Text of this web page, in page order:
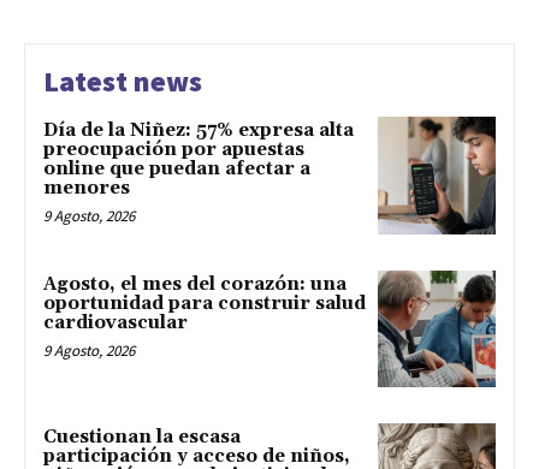
Latest news
Día de la Niñez: 57% expresa alta
preocupación por apuestas
online que puedan afectar a
menores
9 Agosto, 2026
Agosto, el mes del corazón: una
oportunidad para construir salud
cardiovascular
9 Agosto, 2026
Cuestionan la escasa
participación y acceso de niños,